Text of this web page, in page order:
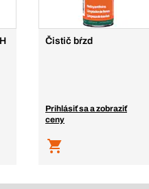
Čistič bŕzd
Prihlásiť sa a zobraziť
ceny